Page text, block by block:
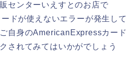
センターいえすとのお店で
ドが使えないエラーが発生して
自身のAmericanExpressカード
されてみてはいかがでしょう